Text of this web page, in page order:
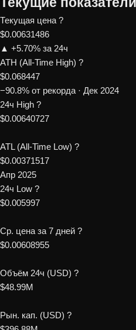
Текущая цена ?
$0.00631486
▲ +5.70% за 24ч
ATH (All-Time High) ?
$0.068447
−90.8% от рекорда · Дек 2024
24ч High ?
$0.00640727
ATL (All-Time Low) ?
$0.00371517
Апр 2025
24ч Low ?
$0.005997
Ср. цена за 7 дней ?
$0.00608955
Объём 24ч (USD) ?
$48.99M
Рын. кап. (USD) ?